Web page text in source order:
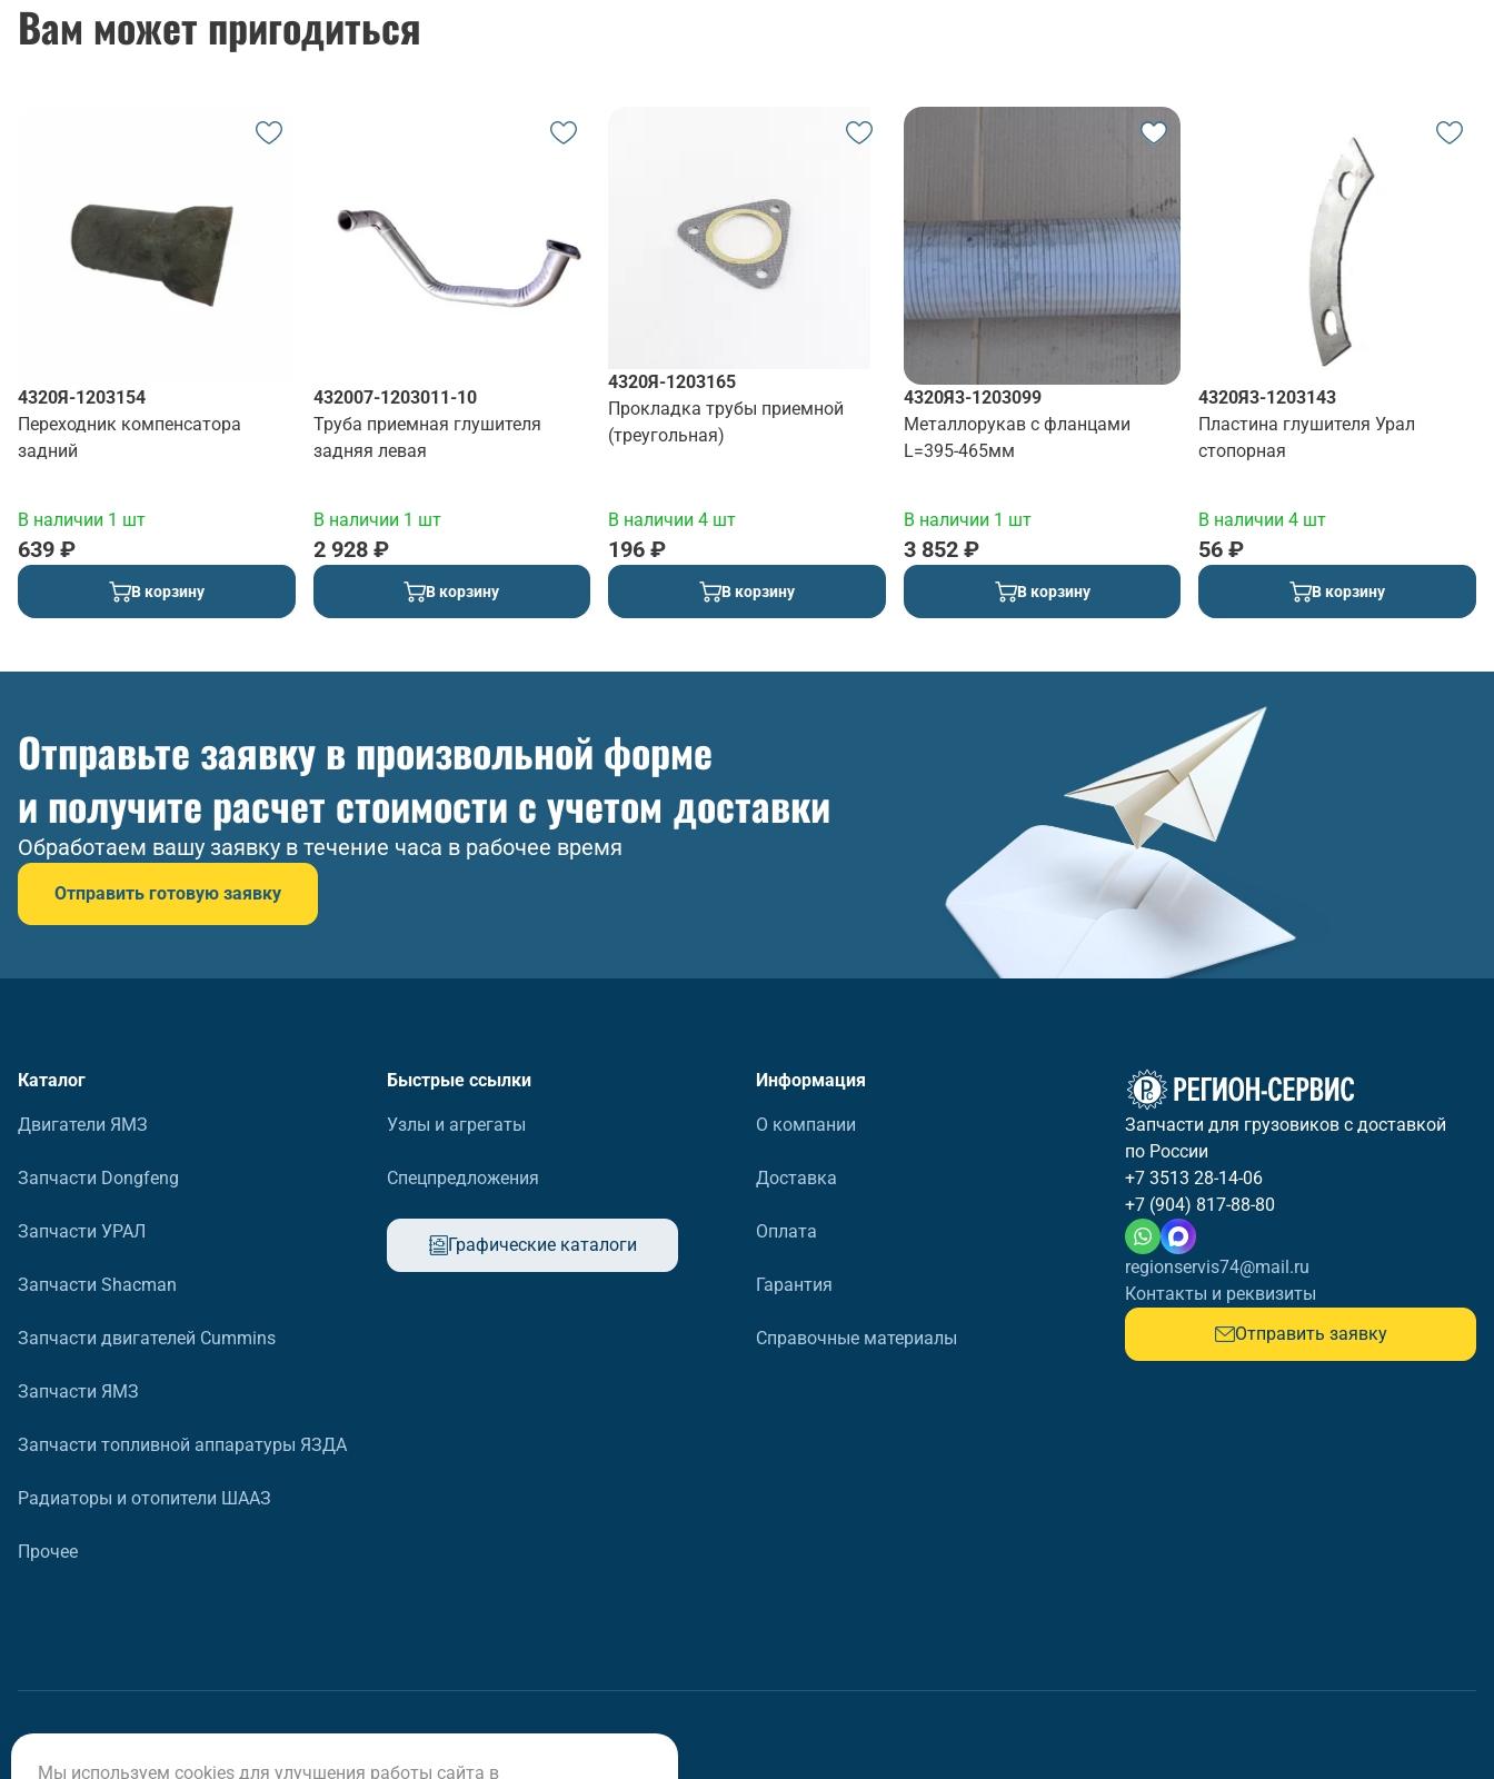
Вам может пригодиться
4320Я-1203154
Переходник компенсатора
задний
В наличии 1 шт
639 ₽
В корзину
432007-1203011-10
Труба приемная глушителя
задняя левая
В наличии 1 шт
2 928 ₽
В корзину
4320Я-1203165
Прокладка трубы приемной
(треугольная)
В наличии 4 шт
196 ₽
В корзину
4320Я3-1203099
Металлорукав с фланцами
L=395-465мм
В наличии 1 шт
3 852 ₽
В корзину
4320Я3-1203143
Пластина глушителя Урал
стопорная
В наличии 4 шт
56 ₽
В корзину
Отправьте заявку в произвольной форме
и получите расчет стоимости с учетом доставки
Обработаем вашу заявку в течение часа в рабочее время
Отправить готовую заявку
Каталог
Двигатели ЯМЗ
Запчасти Dongfeng
Запчасти УРАЛ
Запчасти Shacman
Запчасти двигателей Cummins
Запчасти ЯМЗ
Запчасти топливной аппаратуры ЯЗДА
Радиаторы и отопители ШААЗ
Прочее
Быстрые ссылки
Узлы и агрегаты
Спецпредложения
Графические каталоги
Информация
О компании
Доставка
Оплата
Гарантия
Справочные материалы
Запчасти для грузовиков с доставкой
по России
+7 3513 28-14-06
+7 (904) 817-88-80
regionservis74@mail.ru
Контакты и реквизиты
Отправить заявку
Мы используем cookies для улучшения работы сайта в